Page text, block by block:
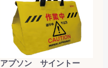
アプソン サイントー